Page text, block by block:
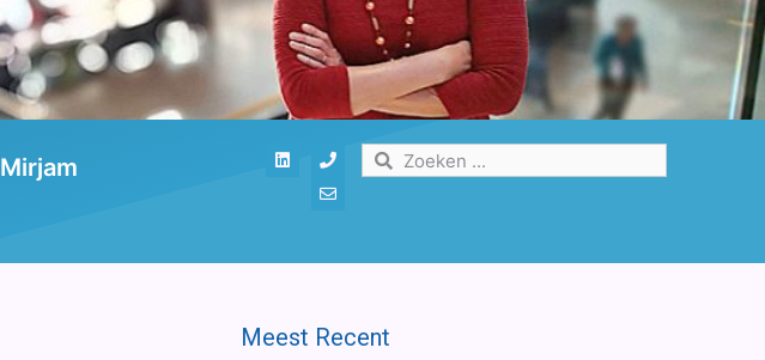
Meest Recent